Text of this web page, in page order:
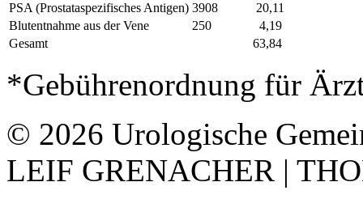
PSA (Prostataspezifisches Antigen) 3908
20,11
Blutentnahme aus der Vene
250
4,19
Gesamt
63,84
*Gebührenordnung für
© 2026 Urologische
LEIF GRENACHER |